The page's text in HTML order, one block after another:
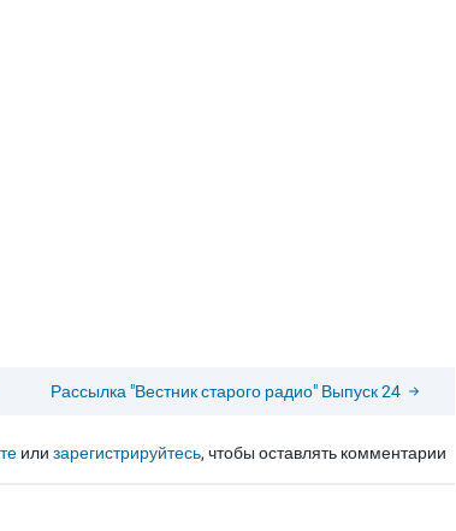
Рассылка "Вестник старого радио" Выпуск 24
или зарегистрируйтесь, чтобы оставлять комментарии